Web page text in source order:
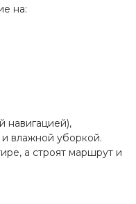
на:
навигацией),
влажной уборкой.
а строят маршрут и